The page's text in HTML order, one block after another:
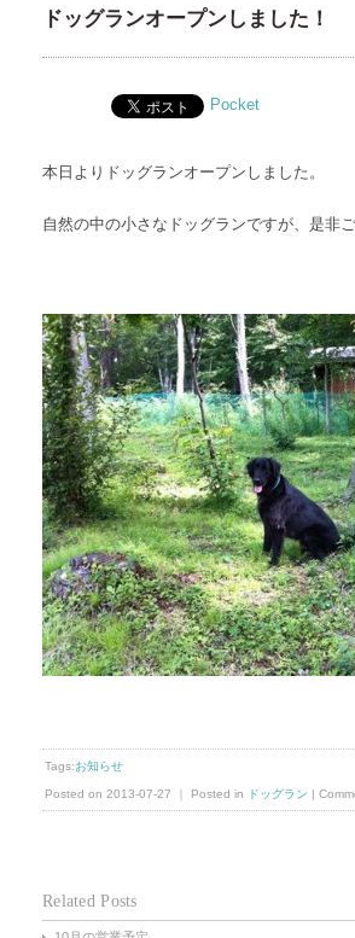
ドッグランオープンしました！
Pocket
本日よりドッグランオープンしました。
自然の中の小さなドッグランですが、是非ご
Tags:お知らせ
Posted on 2013-07-27 ｜ Posted in ドッグラン |
Related Posts